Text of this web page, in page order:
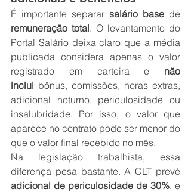
É importante separar salário base
remuneração total. O levantamento do
Portal Salário deixa claro que a média
publicada considera apenas o valor
registrado em carteira e não
inclui bônus, comissões, horas extras,
adicional noturno, periculosidade ou
insalubridade. Por isso, o valor que
aparece no contrato pode ser menor do
que o valor final recebido no mês.
Na legislação trabalhista, essa
adicional de periculosidade de 30%, e